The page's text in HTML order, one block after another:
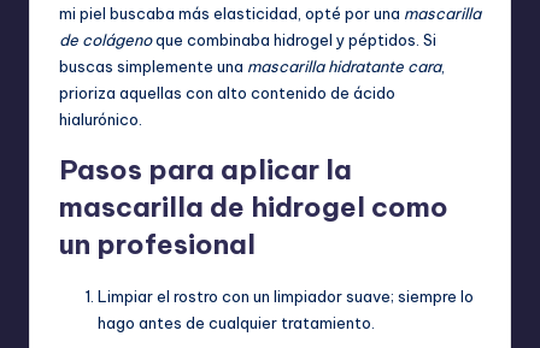
mi piel buscaba más elasticidad, opté por una mascarilla
de colágenoque combinaba hidrogel y péptidos. Si
buscas simplemente una mascarilla hidratante cara,
prioriza aquellas con alto contenido de ácido
hialurónico.
Pasos para aplicar la
mascarilla de hidrogel como
un profesional
Limpiar el rostro con un limpiador suave; siempre lo
hago antes de cualquier tratamiento.